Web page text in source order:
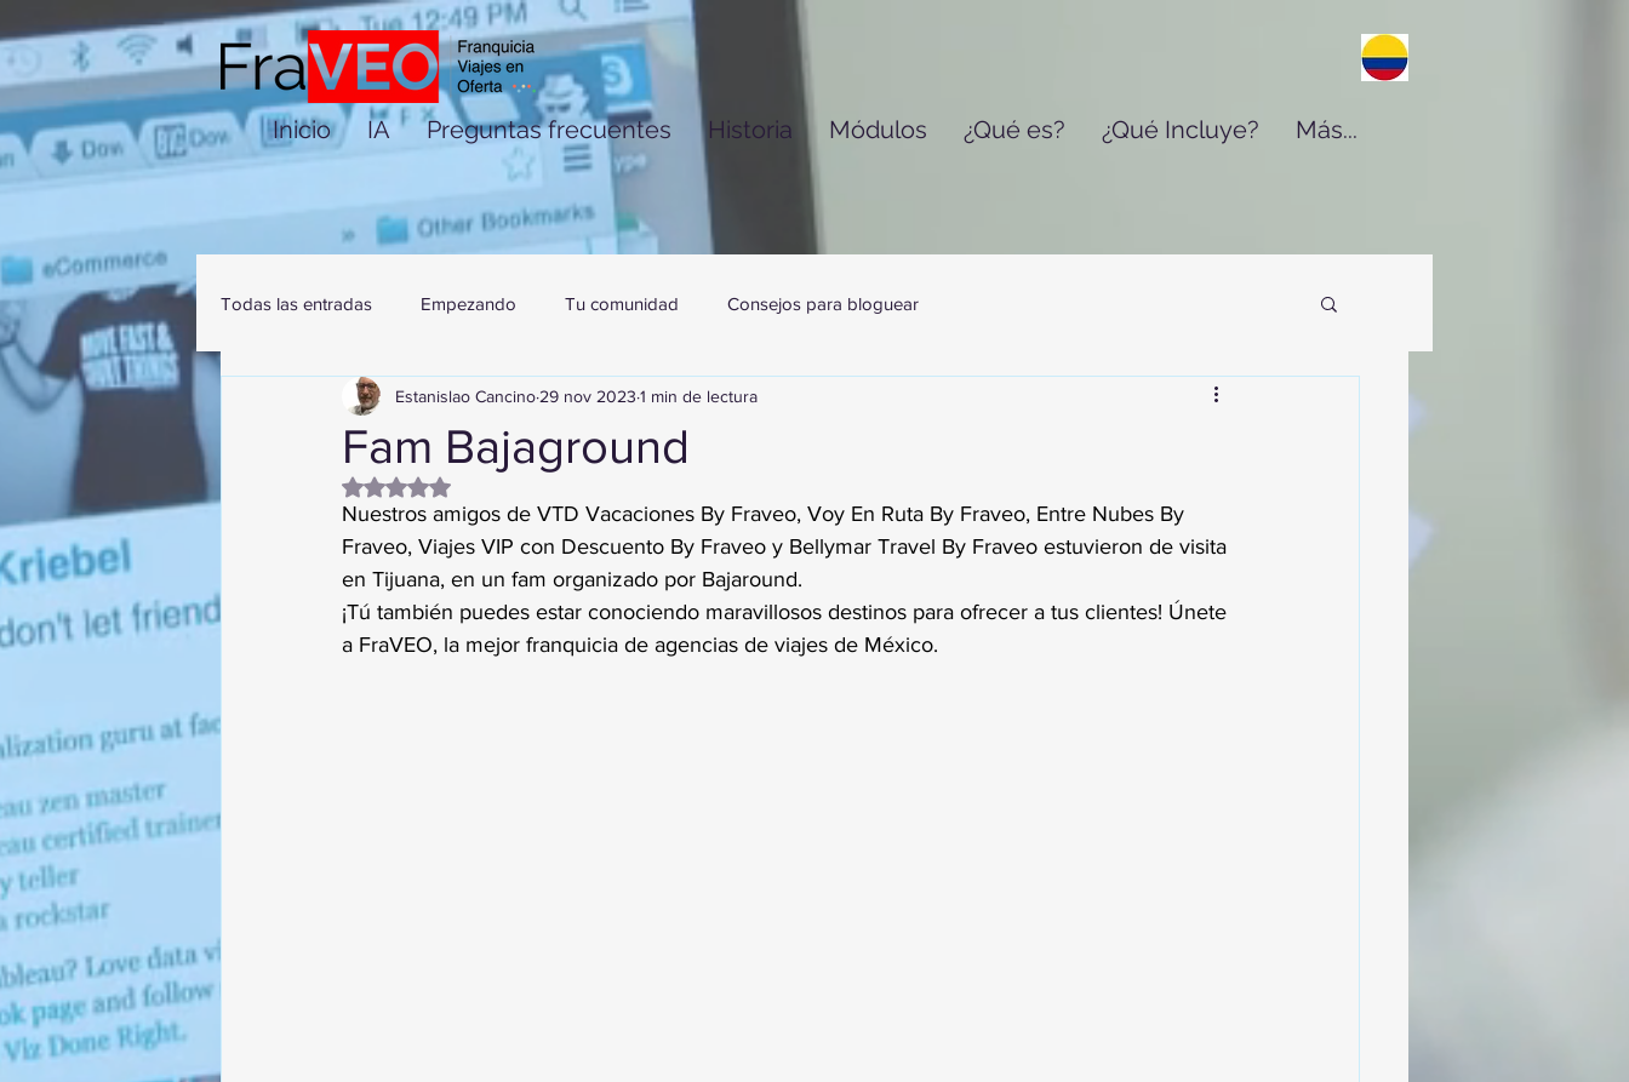
Inicio IA Preguntas frecuentes Historia Módulos ¿Qué es? ¿Qué Incluye? Más...
Todas las entradas Empezando Tu comunidad Consejos para bloguear
Fam Bajaground
Estanislao Cancino 29 nov 2023 1 min de lectura
Obtuvo NaN de 5 estrellas.
Nuestros amigos de VTD Vacaciones By Fraveo, Voy En Ruta By Fraveo, Entre Nubes By
Fraveo, Viajes VIP con Descuento By Fraveo y Bellymar Travel By Fraveo estuvieron de visita
en Tijuana, en un fam organizado por Bajaround.
¡Tú también puedes estar conociendo maravillosos destinos para ofrecer a tus clientes! Únete
a FraVEO, la mejor franquicia de agencias de viajes de México.